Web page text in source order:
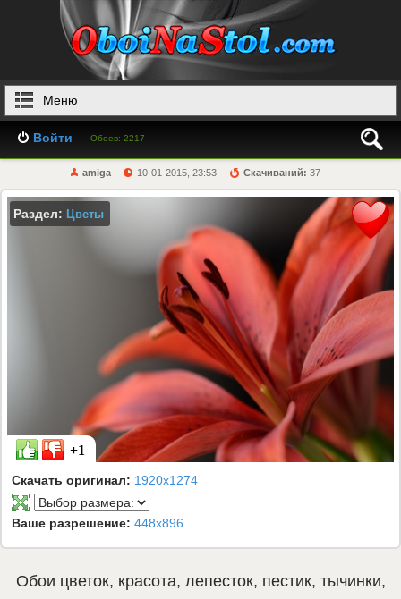
Меню
Войти Обоев: 2217
amiga 10-01-2015, 23:53 Скачиваний: 37
Раздел: Цветы
+1
Скачать оригинал: 1920x1274
Ваше разрешение: 448x896
Обои цветок, красота, лепесток, пестик, тычинки,